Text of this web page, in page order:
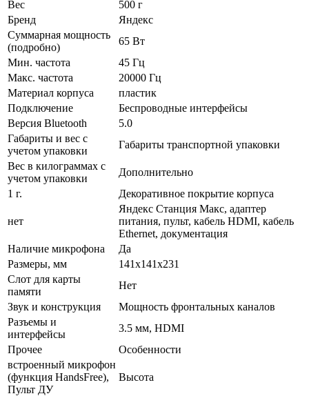
Вес
500 г
Бренд
Яндекс
Суммарная мощность
(подробно)
65 Вт
Мин. частота
45 Гц
Макс. частота
20000 Гц
Материал корпуса
пластик
Подключение
Беспроводные интерфейсы
Версия Bluetooth
5.0
Габариты и вес с
учетом упаковки
Габариты транспортной упаковки
Вес в килограммах с
учетом упаковки
Дополнительно
1 г.
Декоративное покрытие корпуса
нет
Яндекс Станция Макс, адаптер
питания, пульт, кабель HDMI, кабель
Ethernet, документация
Наличие микрофона
Да
Размеры, мм
141х141х231
Слот для карты
памяти
Нет
Звук и конструкция
Мощность фронтальных каналов
Разъемы и
интерфейсы
3.5 мм, HDMI
Прочее
Особенности
встроенный микрофон
(функция HandsFree),
Пульт ДУ
Высота